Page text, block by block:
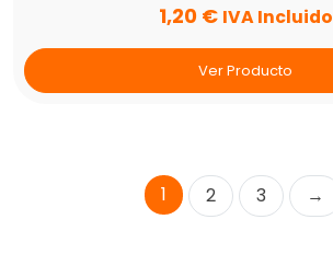
1,20 € IVA Incluido
Ver Producto
1 2 3 →